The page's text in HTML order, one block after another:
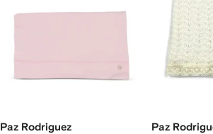
Paz Rodriguez Paz